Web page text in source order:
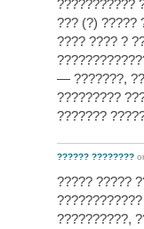
???????????
??? (?) ?????
???? ???? ?
— ???????,
?????????
???????
?????? ????????
????? ?????
????????????
??????????,